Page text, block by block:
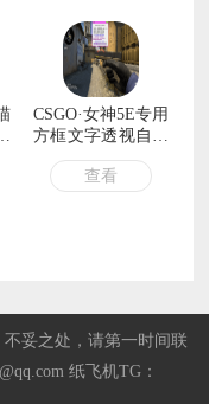
CSGO·女神5E专用
方框文字透视自瞄
查看
妥之处，请第一时间联
纸飞机TG：